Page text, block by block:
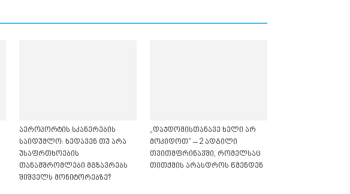
აეროპორტის სკანერების
საიდუმლო: ხედავენ თუ არა
უსაფრთხოების
თანამშრომლები მგზავრებს
შიშველს მონიტორებზე?
„დაჯდომისთანავე ხელი არ
მოკიდოთ“ – 2 ადგილი
თვითმფრინავში, რომელსაც
თითქმის არასდროს წმენდენ